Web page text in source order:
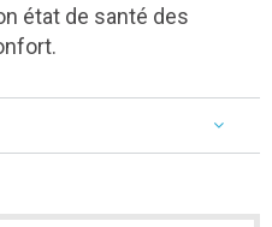
état de santé des